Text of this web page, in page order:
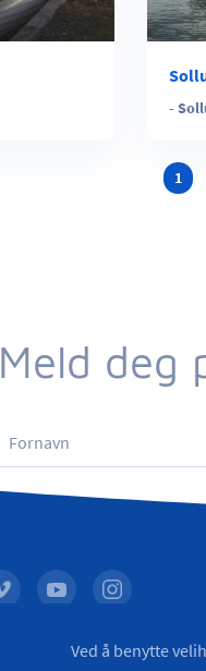
-
1
Meld deg
Ved å benytte